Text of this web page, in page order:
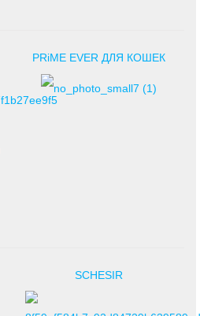
PRiME EVER ДЛЯ КОШЕК
SCHESIR